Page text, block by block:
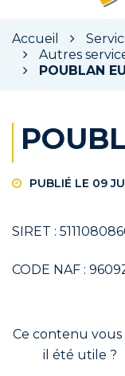
Accueil
Autres
POUBLAN
PUBLIÉ LE 09
SIRET :
CODE NAF :
Ce contenu vous
il été utile ?